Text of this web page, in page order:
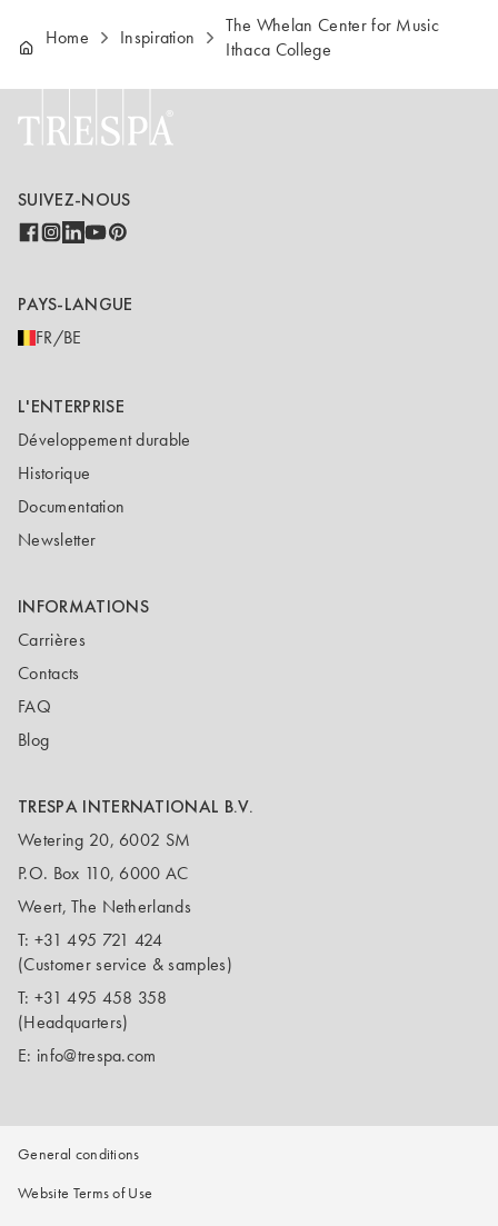
Home Inspiration
The Whelan Center for Music
Ithaca College
SUIVEZ-NOUS
PAYS-LANGUE
FR/BE
L'ENTERPRISE
Développement durable
Historique
Documentation
Newsletter
INFORMATIONS
Carrières
Contacts
FAQ
Blog
TRESPA INTERNATIONAL B.V.
Wetering 20, 6002 SM
P.O. Box 110, 6000 AC
Weert, The Netherlands
T: +31 495 721 424
(Customer service & samples)
T: +31 495 458 358
(Headquarters)
E: info@trespa.com
General conditions
Website Terms of Use